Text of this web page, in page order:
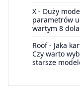
X - Duży
parametrów
wartym 8
Roof- Jaka
Czy warto
starsze